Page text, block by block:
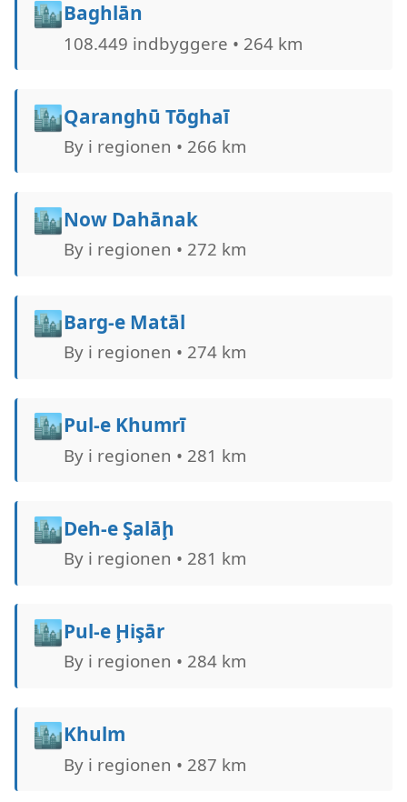
🏙️Baghlān
108.449 indbyggere • 264 km
🏙️Qaranghū Tōghaī
By i regionen • 266 km
🏙️Now Dahānak
By i regionen • 272 km
🏙️Barg-e Matāl
By i regionen • 274 km
🏙️Pul-e Khumrī
By i regionen • 281 km
🏙️Deh-e Şalāḩ
By i regionen • 281 km
🏙️Pul-e Ḩişār
By i regionen • 284 km
🏙️Khulm
By i regionen • 287 km